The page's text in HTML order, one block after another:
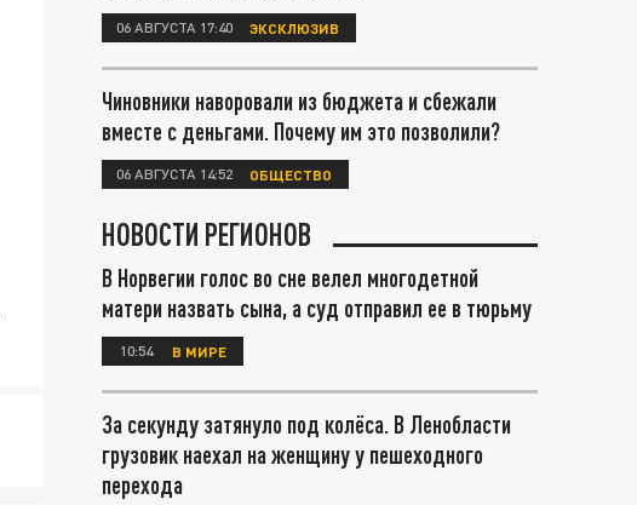
06 АВГУСТА 17:40 ЭКСКЛЮЗИВ
Чиновники наворовали из бюджета и сбежали
вместе с деньгами. Почему им это позволили?
06 АВГУСТА 14:52 ОБЩЕСТВО
НОВОСТИ РЕГИОНОВ
В Норвегии голос во сне велел многодетной
матери назвать сына, а суд отправил ее в тюрьму
10:54 В МИРЕ
За секунду затянуло под колёса. В Ленобласти
грузовик наехал на женщину у пешеходного
перехода